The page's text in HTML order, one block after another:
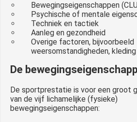
Bewegingseigenschappen
Psychische of mentale
Techniek en tactiek
Aanleg en gezondheid
Overige factoren, bijvoorbeeld
weersomstandigheden,
De
De sportprestatie is voor een groot
van de vijf lichamelijke (fysieke)
bewegingseigenschappen: